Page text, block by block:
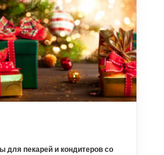
для пекарей и кондитеров со